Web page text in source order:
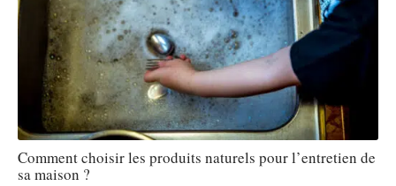
Comment choisir les produits naturels pour l’entretien de
sa maison ?